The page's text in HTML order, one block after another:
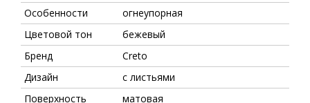
Особенности
огнеупорная
Цветовой тон
бежевый
Бренд
Creto
Дизайн
с листьями
Поверхность
матовая